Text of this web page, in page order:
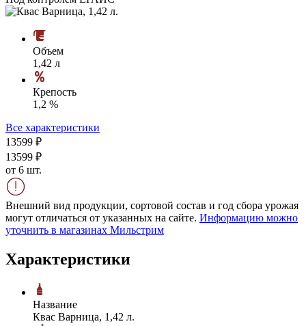
Объем
1,42 л
Крепость
1,2 %
Все характеристики
13599 ₽
13599 ₽
от 6 шт.
Внешний вид продукции, сортовой состав и год сбора урожая
могут отличаться от указанных на сайте. Информацию можно
уточнить в магазинах Мильстрим
Характеристики
Название
Квас Варница, 1,42 л.